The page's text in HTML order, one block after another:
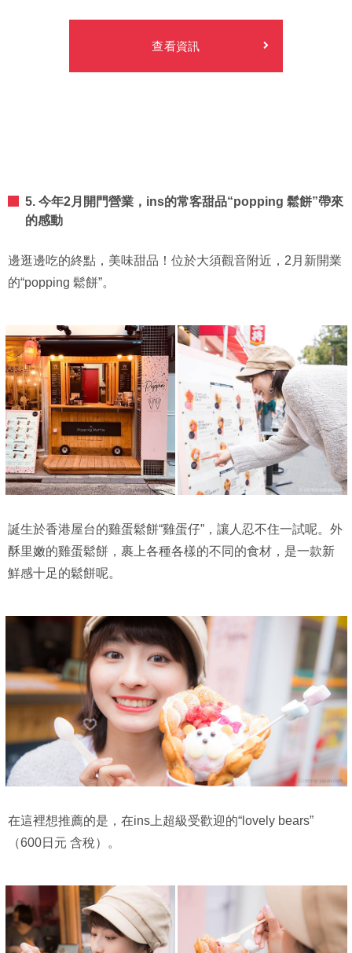
查看資訊
5. 今年2月開門營業，ins的常客甜品“popping 鬆餅”帶來
的感動
邊逛邊吃的終點，美味甜品！位於大須觀音附近，2月新開業
的“popping 鬆餅”。
誕生於香港屋台的雞蛋鬆餅“雞蛋仔”，讓人忍不住一試呢。外
酥里嫩的雞蛋鬆餅，裹上各種各樣的不同的食材，是一款新
鮮感十足的鬆餅呢。
在這裡想推薦的是，在ins上超級受歡迎的“lovely bears”
（600日元 含稅）。